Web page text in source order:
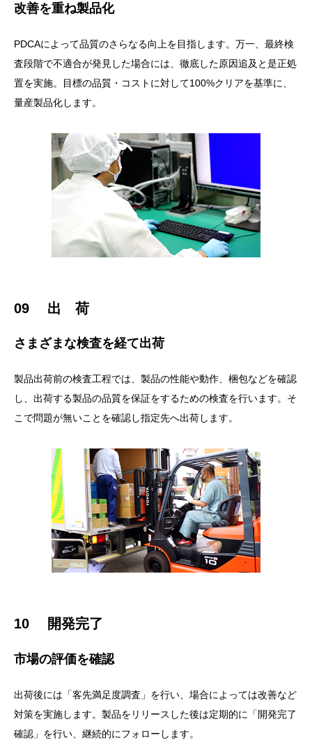
改善を重ね製品化
PDCAによって品質のさらなる向上を目指します。万一、最終検
査段階で不適合が発見した場合には、徹底した原因追及と是正処
置を実施。目標の品質・コストに対して100%クリアを基準に、
量産製品化します。
09 出 荷
さまざまな検査を経て出荷
製品出荷前の検査工程では、製品の性能や動作、梱包などを確認
し、出荷する製品の品質を保証をするための検査を行います。そ
こで問題が無いことを確認し指定先へ出荷します。
10 開発完了
市場の評価を確認
出荷後には「客先満足度調査」を行い、場合によっては改善など
対策を実施します。製品をリリースした後は定期的に「開発完了
確認」を行い、継続的にフォローします。